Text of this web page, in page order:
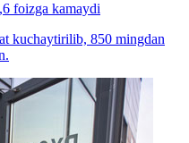
foizga kamaydi
kuchaytirilib, 850 mingdan